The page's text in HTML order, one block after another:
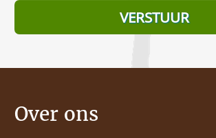
Over ons